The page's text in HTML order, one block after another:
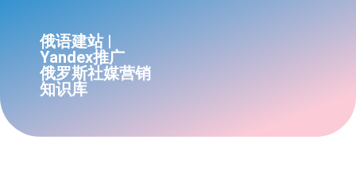
俄语建站 |
Yandex推广
俄罗斯社媒营销
知识库